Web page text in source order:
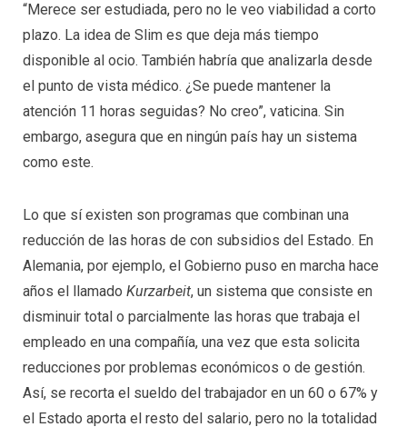
“Merece ser estudiada, pero no le veo viabilidad a corto
plazo. La idea de Slim es que deja más tiempo
disponible al ocio. También habría que analizarla desde
el punto de vista médico. ¿Se puede mantener la
atención 11 horas seguidas? No creo”, vaticina. Sin
embargo, asegura que en ningún país hay un sistema
como este.
Lo que sí existen son programas que combinan una
reducción de las horas de con subsidios del Estado. En
Alemania, por ejemplo, el Gobierno puso en marcha hace
años el llamado Kurzarbeit, un sistema que consiste en
disminuir total o parcialmente las horas que trabaja el
empleado en una compañía, una vez que esta solicita
reducciones por problemas económicos o de gestión.
Así, se recorta el sueldo del trabajador en un 60 o 67% y
el Estado aporta el resto del salario, pero no la totalidad